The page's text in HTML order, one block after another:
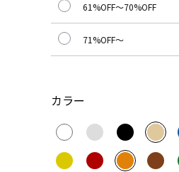
61%OFF～70%OFF
71%OFF～
カラー